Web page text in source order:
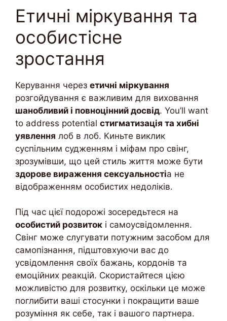
Етичні міркування та
особистісне
зростання
Керування через етичні міркування
розгойдування є важливим для виховання
шанобливий і повноцінний досвід. You’ll want
to address potential стигматизація та хибні
уявлення лоб в лоб. Киньте виклик
суспільним судженням і міфам про свінг,
зрозумівши, що цей стиль життя може бути
здорове вираження сексуальностіа не
відображенням особистих недоліків.
Під час цієї подорожі зосередьтеся на
особистий розвиток і самоусвідомлення.
Свінг може слугувати потужним засобом для
самопізнання, підштовхуючи вас до
усвідомлення своїх бажань, кордонів та
емоційних реакцій. Скористайтеся цією
можливістю для розвитку, оскільки це може
поглибити ваші стосунки і покращити ваше
розуміння як себе, так і вашого партнера.